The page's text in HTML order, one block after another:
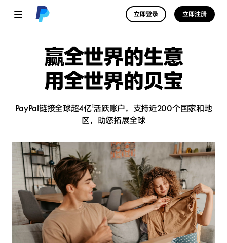
立即登录 立即注册
赢全世界的生意
用全世界的贝宝
PayPal链接全球超4亿1活跃账户，支持近200个国家和地
区，助您拓展全球